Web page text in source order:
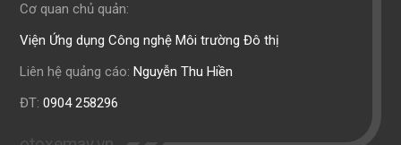
Cơ quan chủ quản:
Viện Ứng dụng Công nghệ Môi trường Đô thị
Liên hệ quảng cáo: Nguyễn Thu Hiền
ĐT: 0904 258296